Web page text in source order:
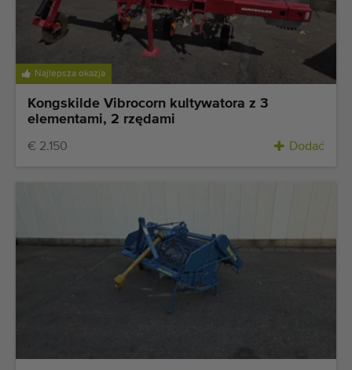
Najlepsza okazja
Kongskilde Vibrocorn kultywatora z 3
elementami, 2 rzędami
€ 2.150 Dodać